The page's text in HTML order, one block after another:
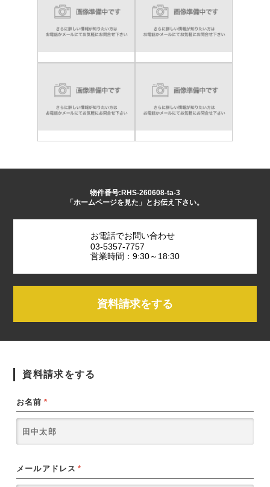
物件番号:RHS-260608-ta-3
「ホームページを見た」とお伝え下さい。
お電話でお問い合わせ
03-5357-7757
営業時間：9:30～18:30
資料請求をする
資料請求をする
お名前 *
メールアドレス *